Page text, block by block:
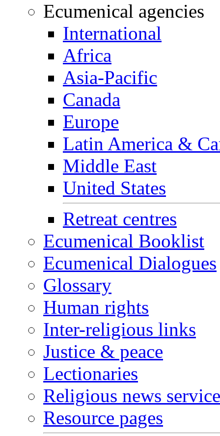
Ecumenical agencies
International
Africa
Asia-Pacific
Canada
Europe
Latin America &
Middle East
United States
Retreat centres
Ecumenical Booklist
Ecumenical Dialogues
Glossary
Human rights
Inter-religious links
Justice & peace
Lectionaries
Religious news
Resource pages